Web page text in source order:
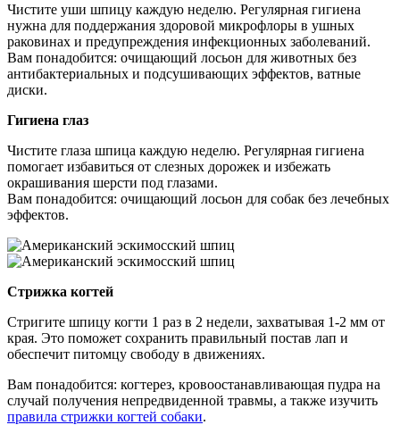
Чистите уши шпицу каждую неделю. Регулярная гигиена
нужна для поддержания здоровой микрофлоры в ушных
раковинах и предупреждения инфекционных заболеваний.
Вам понадобится: очищающий лосьон для животных без
антибактериальных и подсушивающих эффектов, ватные
диски.
Гигиена глаз
Чистите глаза шпица каждую неделю. Регулярная гигиена
помогает избавиться от слезных дорожек и избежать
окрашивания шерсти под глазами.
Вам понадобится: очищающий лосьон для собак без лечебных
эффектов.
Стрижка когтей
Стригите шпицу когти 1 раз в 2 недели, захватывая 1-2 мм от
края. Это поможет сохранить правильный постав лап и
обеспечит питомцу свободу в движениях.
Вам понадобится: когтерез, кровоостанавливающая пудра на
случай получения непредвиденной травмы, а также изучить
правила стрижки когтей собаки.